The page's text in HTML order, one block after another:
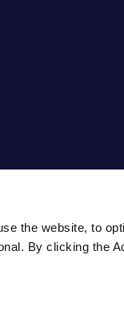
the website, to
By clicking the